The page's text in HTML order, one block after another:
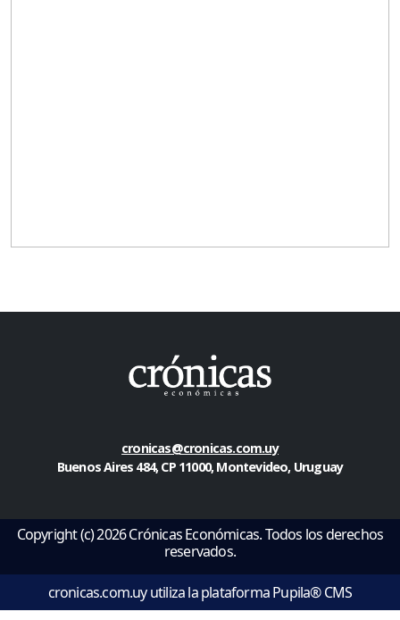
cronicas@cronicas.com.uy
Buenos Aires 484, CP 11000, Montevideo, Uruguay
Copyright (c) 2026 Crónicas Económicas. Todos los derechos
reservados.
cronicas.com.uy utiliza la plataforma Pupila® CMS